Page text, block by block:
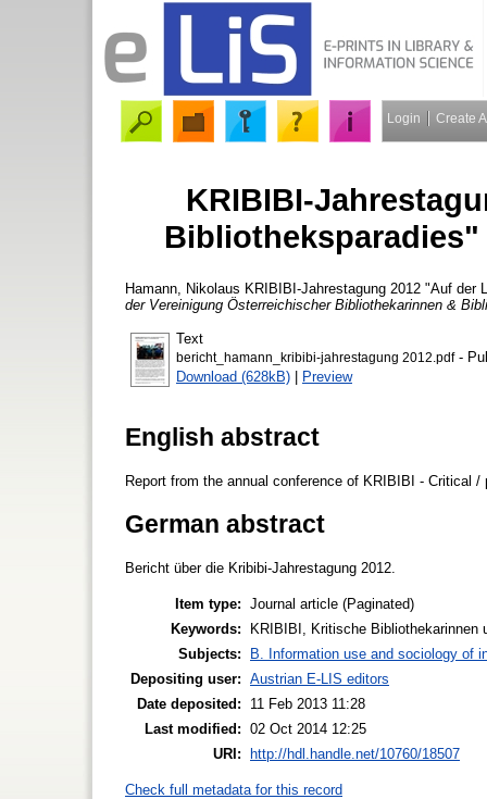
Login Create
KRIBIBI-
Bibliotheksparadies"
Hamann, Nikolaus KRIBIBI-Jahrestagung 2012 "Auf der
der Vereinigung Österreichischer Bibliothekarinnen &
Text
bericht_hamann_kribibi-jahrestagung 2012.pdf-
Download (628kB) | Preview
English abstract
Report from the annual conference of KRIBIBI - Critical /
German abstract
Bericht über die Kribibi-Jahrestagung 2012.
Item type: Journal article (Paginated)
Keywords:
KRIBIBI, Kritische Bibliothekarinnen
Subjects:
B. Information use and sociology of
Depositing user: Austrian E-LIS editors
Date deposited:
11 Feb 2013 11:28
Last modified: 02 Oct 2014 12:25
URI:
http://hdl.handle.net/10760/18507
Check full metadata for this record